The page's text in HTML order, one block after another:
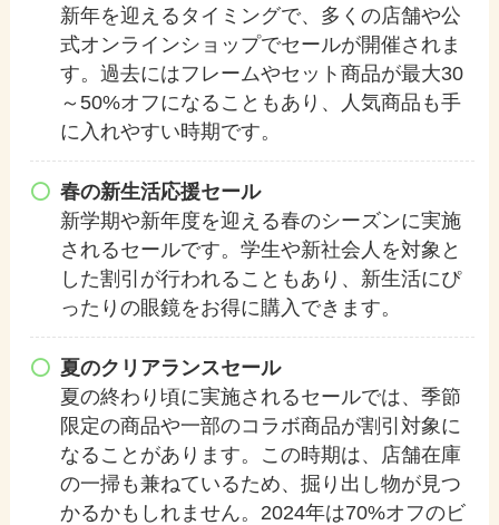
新年を迎えるタイミングで、多くの店舗や公
式オンラインショップでセールが開催されま
す。過去にはフレームやセット商品が最大30
～50%オフになることもあり、人気商品も手
に入れやすい時期です。
春の新生活応援セール
新学期や新年度を迎える春のシーズンに実施
されるセールです。学生や新社会人を対象と
した割引が行われることもあり、新生活にぴ
ったりの眼鏡をお得に購入できます。
夏のクリアランスセール
夏の終わり頃に実施されるセールでは、季節
限定の商品や一部のコラボ商品が割引対象に
なることがあります。この時期は、店舗在庫
の一掃も兼ねているため、掘り出し物が見つ
かるかもしれません。2024年は70%オフのビ